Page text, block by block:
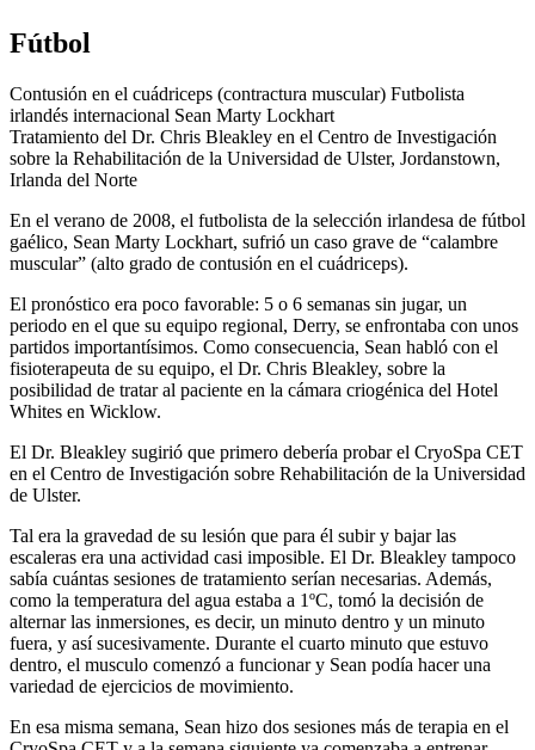
Fútbol
Contusión en el cuádriceps (contractura muscular) Futbolista
irlandés internacional Sean Marty Lockhart
Tratamiento del Dr. Chris Bleakley en el Centro de Investigación
sobre la Rehabilitación de la Universidad de Ulster, Jordanstown,
Irlanda del Norte
En el verano de 2008, el futbolista de la selección irlandesa de fútbol
gaélico, Sean Marty Lockhart, sufrió un caso grave de “calambre
muscular” (alto grado de contusión en el cuádriceps).
El pronóstico era poco favorable: 5 o 6 semanas sin jugar, un
periodo en el que su equipo regional, Derry, se enfrontaba con unos
partidos importantísimos. Como consecuencia, Sean habló con el
fisioterapeuta de su equipo, el Dr. Chris Bleakley, sobre la
posibilidad de tratar al paciente en la cámara criogénica del Hotel
Whites en Wicklow.
El Dr. Bleakley sugirió que primero debería probar el CryoSpa CET
en el Centro de Investigación sobre Rehabilitación de la Universidad
de Ulster.
Tal era la gravedad de su lesión que para él subir y bajar las
escaleras era una actividad casi imposible. El Dr. Bleakley tampoco
sabía cuántas sesiones de tratamiento serían necesarias. Además,
como la temperatura del agua estaba a 1ºC, tomó la decisión de
alternar las inmersiones, es decir, un minuto dentro y un minuto
fuera, y así sucesivamente. Durante el cuarto minuto que estuvo
dentro, el musculo comenzó a funcionar y Sean podía hacer una
variedad de ejercicios de movimiento.
En esa misma semana, Sean hizo dos sesiones más de terapia en el